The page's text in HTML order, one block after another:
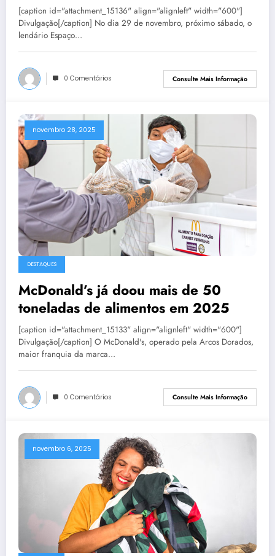
[caption id="attachment_15136" align="alignleft" width="600"]
Divulgação[/caption] No dia 29 de novembro, próximo sábado, o
lendário Espaço…
0 Comentários Consulte Mais Informação
novembro 28, 2025
DESTAQUES
McDonald’s já doou mais de 50
toneladas de alimentos em 2025
[caption id="attachment_15133" align="alignleft" width="600"]
Divulgação[/caption] O McDonald's, operado pela Arcos Dorados,
maior franquia da marca…
0 Comentários Consulte Mais Informação
novembro 6, 2025